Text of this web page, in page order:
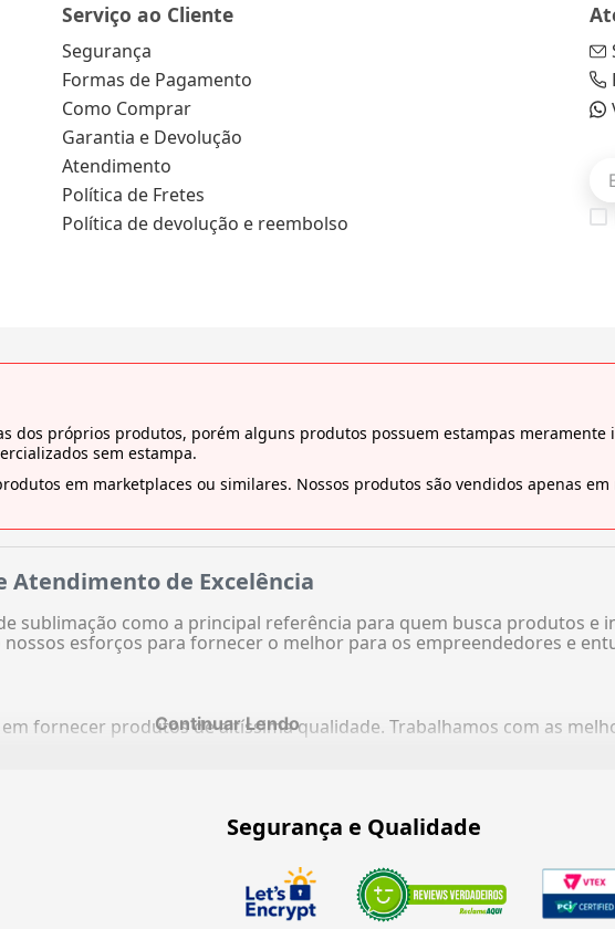
Serviço ao Cliente
Segurança
Formas de Pagamento
Como Comprar
Garantia e Devolução
Atendimento
Política de Fretes
Política de devolução e reembolso
dos próprios produtos, porém alguns produtos possuem estampas
sem estampa.
em marketplaces ou similares. Nossos produtos são vendidos apenas
Atendimento de Excelência
sublimação como a principal referência para quem busca produtos e
esforços para fornecer o melhor para os empreendedores e
fornecer produtos de altíssima qualidade. Trabalhamos com as
Continuar Lendo
Segurança e Qualidade